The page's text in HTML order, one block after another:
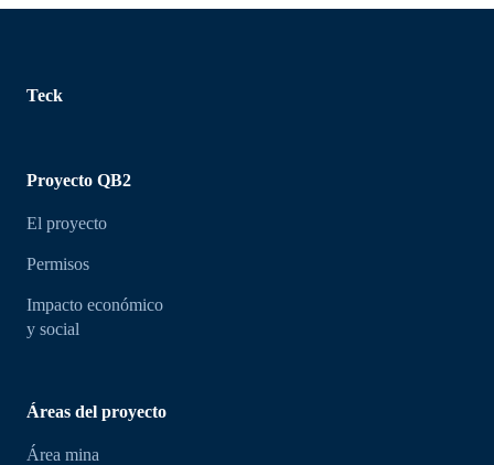
Teck
Proyecto QB2
El proyecto
Permisos
Impacto económico
y social
Áreas del proyecto
Área mina